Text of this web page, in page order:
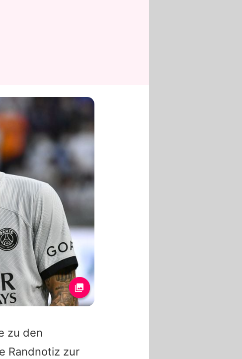
zu den
Randnotiz zur